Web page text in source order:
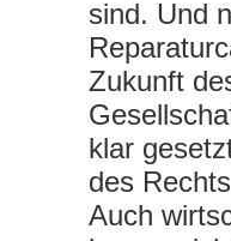
sind. Und
Zukunft
klar
des
Auch